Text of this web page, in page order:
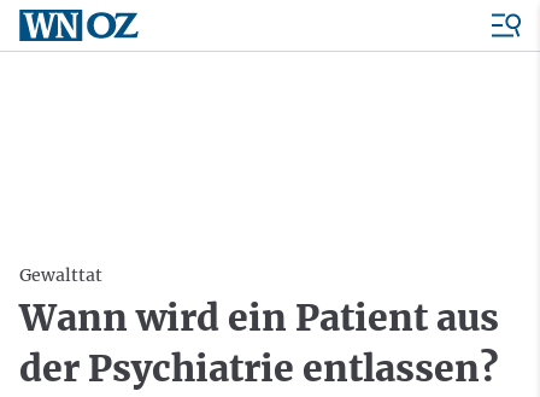
Gewalttat
Wann wird ein Patient aus
der Psychiatrie entlassen?